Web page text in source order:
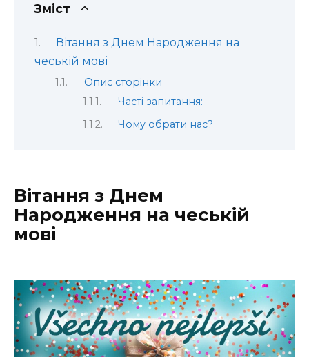
Зміст
Вітання з Днем Народження на
чеській мові
Опис сторінки
Часті запитання:
Чому обрати нас?
Вітання з Днем
Народження на чеській
мові